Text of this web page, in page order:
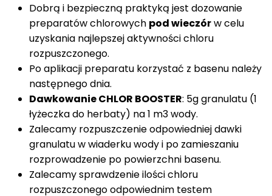
Dobrą i bezpieczną praktyką jest dozowanie
preparatów chlorowych pod wieczórw celu
uzyskania najlepszej aktywności chloru
rozpuszczonego.
Po aplikacji preparatu korzystać z basenu należy
następnego dnia.
Dawkowanie CHLOR BOOSTER: 5g granulatu (1
łyżeczka do herbaty) na 1 m3 wody.
Zalecamy rozpuszczenie odpowiedniej dawki
granulatu w wiaderku wody i po zamieszaniu
rozprowadzenie po powierzchni basenu.
Zalecamy sprawdzenie ilości chloru
rozpuszczonego odpowiednim testem